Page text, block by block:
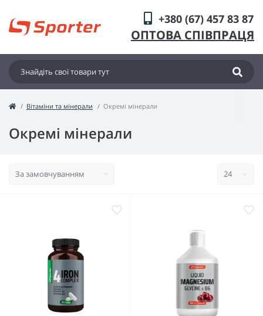
+380 (67) 457 83 87
ОПТОВА СПІВПРАЦЯ
Вітаміни та мінерали Окремі мінерали
Окремі мінерали